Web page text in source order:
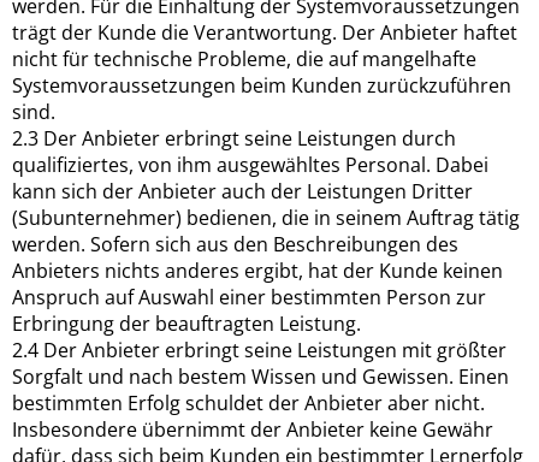
werden. Für die Einhaltung der Systemvoraussetzungen
trägt der Kunde die Verantwortung. Der Anbieter haftet
nicht für technische Probleme, die auf mangelhafte
Systemvoraussetzungen beim Kunden zurückzuführen
sind.
2.3 Der Anbieter erbringt seine Leistungen durch
qualifiziertes, von ihm ausgewähltes Personal. Dabei
kann sich der Anbieter auch der Leistungen Dritter
(Subunternehmer) bedienen, die in seinem Auftrag tätig
werden. Sofern sich aus den Beschreibungen des
Anbieters nichts anderes ergibt, hat der Kunde keinen
Anspruch auf Auswahl einer bestimmten Person zur
Erbringung der beauftragten Leistung.
2.4 Der Anbieter erbringt seine Leistungen mit größter
Sorgfalt und nach bestem Wissen und Gewissen. Einen
bestimmten Erfolg schuldet der Anbieter aber nicht.
Insbesondere übernimmt der Anbieter keine Gewähr
dafür, dass sich beim Kunden ein bestimmter Lernerfolg